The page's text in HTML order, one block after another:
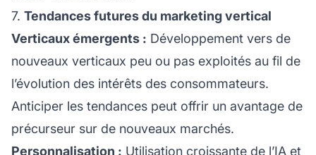
7. Tendances futures du marketing vertical
Verticaux émergents : Développement vers de
nouveaux verticaux peu ou pas exploités au fil de
l’évolution des intérêts des consommateurs.
Anticiper les tendances peut offrir un avantage de
précurseur sur de nouveaux marchés.
Personnalisation : Utilisation croissante de l’IA et